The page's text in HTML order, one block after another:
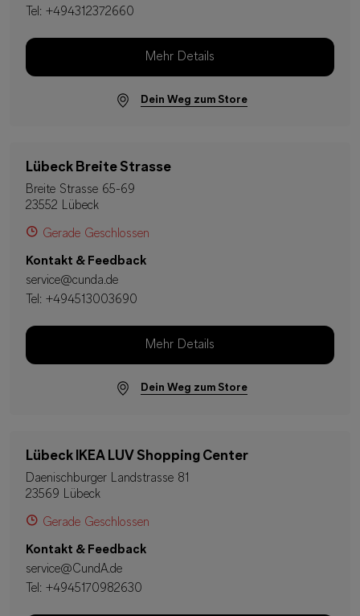
Tel: +494312372660
Mehr Details
Dein Weg zum Store
Lübeck Breite Strasse
Breite Strasse 65-69
23552 Lübeck
Gerade Geschlossen
Kontakt & Feedback
service@cunda.de
Tel: +494513003690
Mehr Details
Dein Weg zum Store
Lübeck IKEA LUV Shopping Center
Daenischburger Landstrasse 81
23569 Lübeck
Gerade Geschlossen
Kontakt & Feedback
service@CundA.de
Tel: +4945170982630